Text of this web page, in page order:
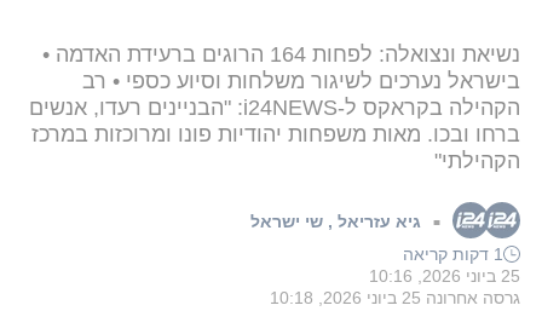
נשיאת ונצואלה: לפחות 164 הרוגים ברעידת האדמה •
בישראל נערכים לשיגור משלחות וסיוע כספי • רב
הקהילה בקראקס ל-i24NEWS: "הבניינים רעדו, אנשים
ברחו ובכו. מאות משפחות יהודיות פונו ומרוכזות במרכז
הקהילתי"
■ גיא עזריאל , שי ישראל
1 דקות קריאה
25 ביוני 2026, 10:16
גרסה אחרונה 25 ביוני 2026, 10:18